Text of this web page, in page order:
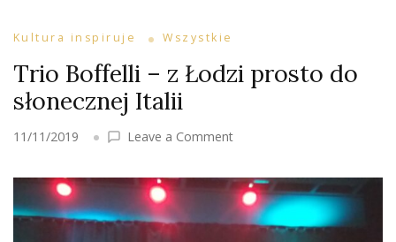
Kultura inspiruje Wszystkie
Trio Boffelli – z Łodzi prosto do
słonecznej Italii
11/11/2019 Leave a Commenton
Boffelli
–
z
Łodzi